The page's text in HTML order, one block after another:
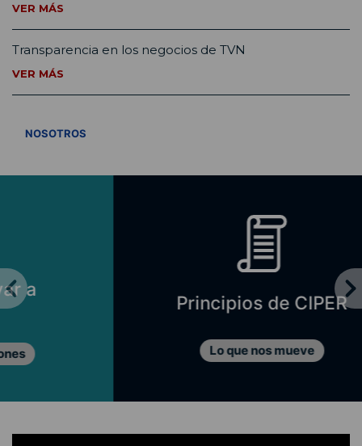
VER MÁS
Transparencia en los negocios de TVN
VER MÁS
NOSOTROS
Principios de CIPER
Lo que nos mueve